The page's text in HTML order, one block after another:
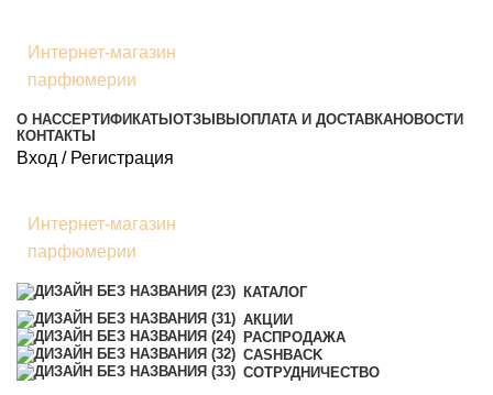
Интернет-магазин
парфюмерии
О НАССЕРТИФИКАТЫ ОТЗЫВЫ ОПЛАТА И ДОСТАВКАНОВОСТИ
КОНТАКТЫ
Вход / Регистрация
Интернет-магазин
парфюмерии
КАТАЛОГ
АКЦИИ
РАСПРОДАЖА
CASHBACK
СОТРУДНИЧЕСТВО